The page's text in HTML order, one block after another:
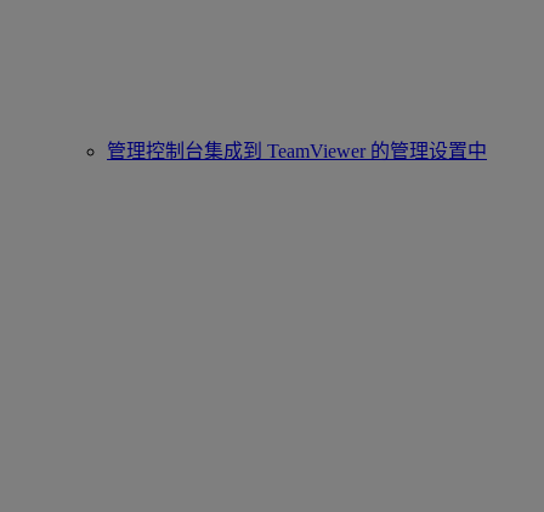
管理控制台集成到 TeamViewer 的管理设置中